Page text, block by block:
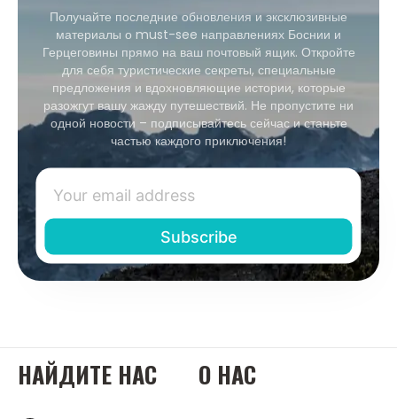
Получайте последние обновления и эксклюзивные
материалы о must-see направлениях Боснии и
Герцеговины прямо на ваш почтовый ящик. Откройте
для себя туристические секреты, специальные
предложения и вдохновляющие истории, которые
разожгут вашу жажду путешествий. Не пропустите ни
одной новости – подписывайтесь сейчас и станьте
частью каждого приключения!
НАЙДИТЕ НАС О НАС